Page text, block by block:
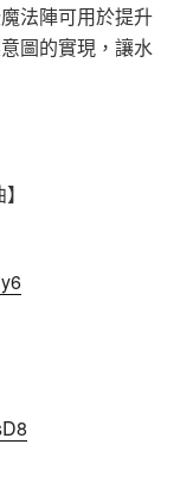
法陣可用於提升
圖的實現，讓水